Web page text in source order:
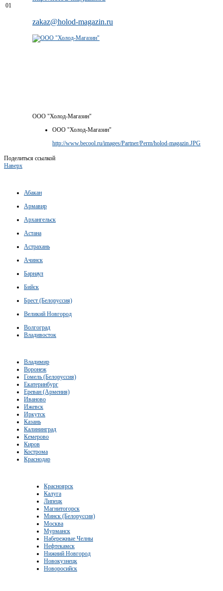
zakaz@holod-magazin.ru
ООО "Холод-Магазин"
ООО "Холод-Магазин"
http://www.becool.ru/images/Partner/Perm/holod-magazin.JPG
Поделиться ссылкой
Наверх
Абакан
Армавир
Архангельск
Астана
Астрахань
Ачинск
Барнаул
Бийск
Брест (Белоруссия)
Великий Новгород
Волгоград
Владивосток
Владимир
Воронеж
Гомель (Белоруссия)
Екатеринбург
Ереван (Армения)
Иваново
Ижевск
Иркутск
Казань
Калининград
Кемерово
Киров
Кострома
Краснодар
Красноярск
Калуга
Липецк
Магнитогорск
Минск (Белоруссия)
Москва
Мурманск
Набережные Челны
Нефтекамск
Нижний Новгород
Новокузнецк
Новоросийск